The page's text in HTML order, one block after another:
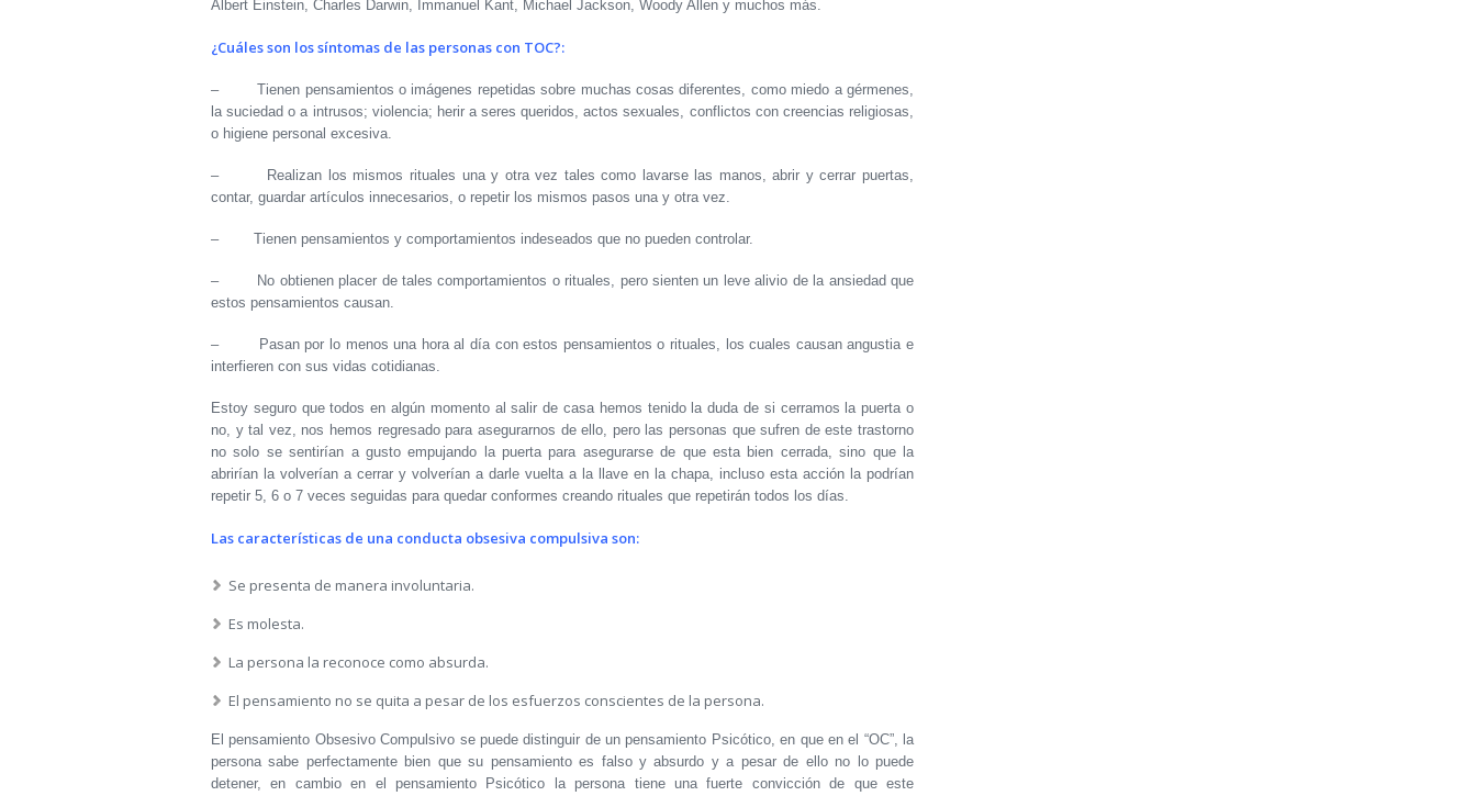
Albert Einstein, Charles Darwin, Immanuel Kant, Michael Jackson, Woody Allen y muchos más.
¿Cuáles son los síntomas de las personas con TOC?:
– Tienen pensamientos o imágenes repetidas sobre muchas cosas diferentes, como miedo a gérmenes,
la suciedad o a intrusos; violencia; herir a seres queridos, actos sexuales, conflictos con creencias religiosas,
o higiene personal excesiva.
– Realizan los mismos rituales una y otra vez tales como lavarse las manos, abrir y cerrar puertas,
contar, guardar artículos innecesarios, o repetir los mismos pasos una y otra vez.
– Tienen pensamientos y comportamientos indeseados que no pueden controlar.
– No obtienen placer de tales comportamientos o rituales, pero sienten un leve alivio de la ansiedad que
estos pensamientos causan.
– Pasan por lo menos una hora al día con estos pensamientos o rituales, los cuales causan angustia e
interfieren con sus vidas cotidianas.
Estoy seguro que todos en algún momento al salir de casa hemos tenido la duda de si cerramos la puerta o
no, y tal vez, nos hemos regresado para asegurarnos de ello, pero las personas que sufren de este trastorno
no solo se sentirían a gusto empujando la puerta para asegurarse de que esta bien cerrada, sino que la
abrirían la volverían a cerrar y volverían a darle vuelta a la llave en la chapa, incluso esta acción la podrían
repetir 5, 6 o 7 veces seguidas para quedar conformes creando rituales que repetirán todos los días.
Las características de una conducta obsesiva compulsiva son:
Se presenta de manera involuntaria.
Es molesta.
La persona la reconoce como absurda.
El pensamiento no se quita a pesar de los esfuerzos conscientes de la persona.
El pensamiento Obsesivo Compulsivo se puede distinguir de un pensamiento Psicótico, en que en el “OC”, la
persona sabe perfectamente bien que su pensamiento es falso y absurdo y a pesar de ello no lo puede
detener, en cambio en el pensamiento Psicótico la persona tiene una fuerte convicción de que este